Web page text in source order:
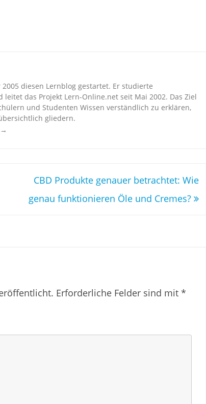
diesen Lernblog gestartet. Er studierte
das Projekt Lern-Online.net seit Mai 2002. Das Ziel
und Studenten Wissen verständlich zu erklären,
gliedern.
→
CBD Produkte genauer betrachtet: Wie
genau funktionieren Öle und Cremes?
Erforderliche Felder sind mit *